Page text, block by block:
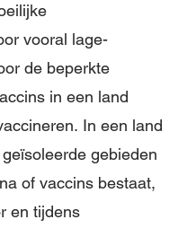
vooral lage-
de beperkte
in een land
In een land
gebieden
of vaccins bestaat,
en tijdens